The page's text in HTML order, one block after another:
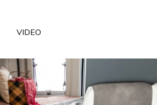
VIDEO